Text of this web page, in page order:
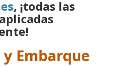
, ¡todas las
y Embarque